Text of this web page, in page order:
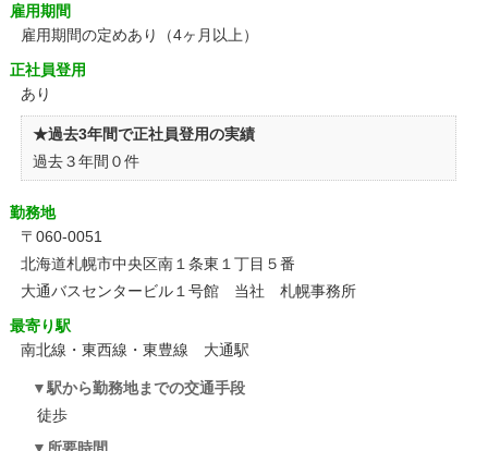
雇用期間
雇用期間の定めあり（4ヶ月以上）
正社員登用
あり
★過去3年間で正社員登用の実績
過去３年間０件
勤務地
〒060-0051
北海道札幌市中央区南１条東１丁目５番
大通バスセンタービル１号館 当社 札幌事務所
最寄り駅
南北線・東西線・東豊線 大通駅
駅から勤務地までの交通手段
徒歩